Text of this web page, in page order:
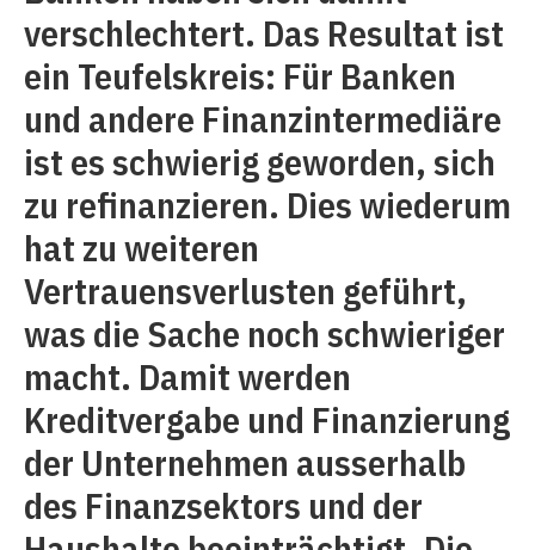
verschlechtert. Das Resultat ist
ein Teufelskreis: Für Banken
und andere Finanzintermediäre
ist es schwierig geworden, sich
zu refinanzieren. Dies wiederum
hat zu weiteren
Vertrauensverlusten geführt,
was die Sache noch schwieriger
macht. Damit werden
Kreditvergabe und Finanzierung
der Unternehmen ausserhalb
des Finanzsektors und der